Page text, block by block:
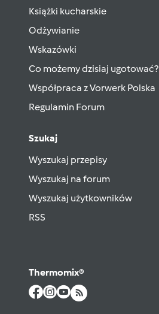
Książki kucharskie
Odżywianie
Wskazówki
Co możemy dzisiaj ugotować?
Współpraca z Vorwerk Polska
Regulamin Forum
Szukaj
Wyszukaj przepisy
Wyszukaj na forum
Wyszukaj użytkowników
RSS
Thermomix®